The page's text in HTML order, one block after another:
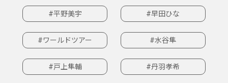
#平野美宇 #早田ひな
#ワールドツアー #水谷隼
#戸上隼輔 #丹羽孝希